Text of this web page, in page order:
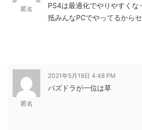
匿名
PS4は最適化でやりやすくな
抵みんなPCでやってるから
匿名
2021年5月19日 4:48 PM
パズドラが一位は草